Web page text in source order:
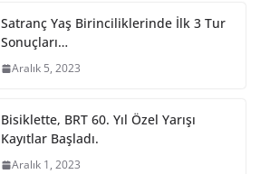
Satranç Yaş Birinciliklerinde İlk 3 Tur
Sonuçları…
Aralık 5, 2023
Bisiklette, BRT 60. Yıl Özel Yarışı
Kayıtlar Başladı.
Aralık 1, 2023